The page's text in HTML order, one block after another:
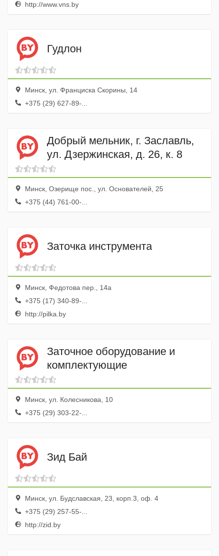
http://www.vns.by
Гудлон
Минск, ул. Франциска Скорины, 14
+375 (29) 627-89-...
Добрый мельник, г. Заславль,
ул. Дзержинская, д. 26, к. 8
Минск, Озерище пос., ул. Основателей, 25
+375 (44) 761-00-...
Заточка инструмента
Минск, Федотова пер., 14а
+375 (17) 340-89-...
http://pilka.by
Заточное оборудование и
комплектующие
Минск, ул. Колесникова, 10
+375 (29) 303-22-...
Зид Бай
Минск, ул. Будславская, 23, корп.3, оф. 4
+375 (29) 257-55-...
http://zid.by